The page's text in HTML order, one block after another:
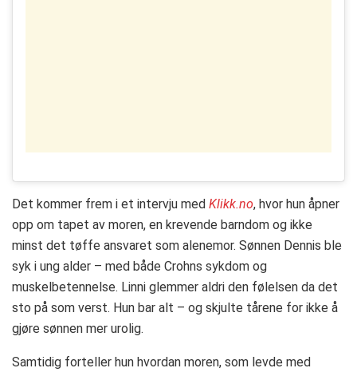
Det kommer frem i et intervju med Klikk.no, hvor hun åpner
opp om tapet av moren, en krevende barndom og ikke
minst det tøffe ansvaret som alenemor. Sønnen Dennis ble
syk i ung alder – med både Crohns sykdom og
muskelbetennelse. Linni glemmer aldri den følelsen da det
sto på som verst. Hun bar alt – og skjulte tårene for ikke å
gjøre sønnen mer urolig.
Samtidig forteller hun hvordan moren, som levde med